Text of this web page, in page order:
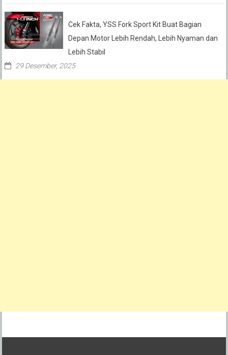
Cek Fakta, YSS Fork Sport Kit Buat Bagian
Depan Motor Lebih Rendah, Lebih Nyaman dan
Lebih Stabil
29 Desember, 2025